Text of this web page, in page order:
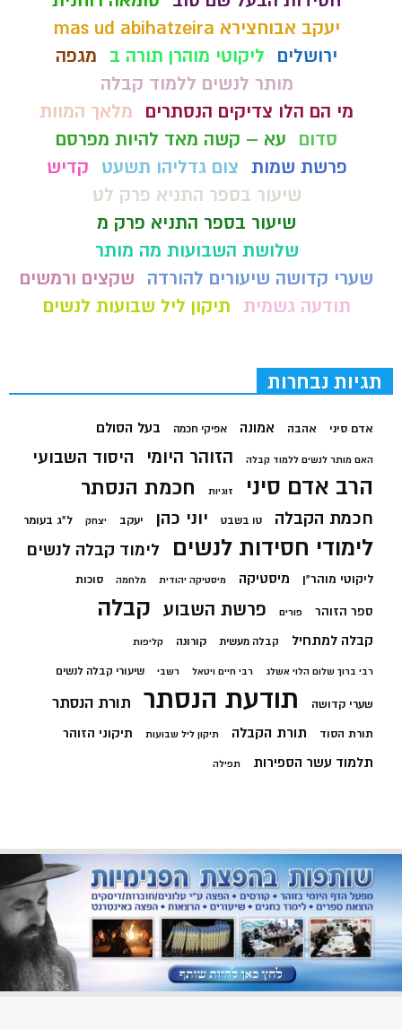
יעקב אבוחצירא mas ud abihatzeira
ירושלים
ליקוטי מוהרן תורה ב
מגפה
מותר לנשים ללמוד קבלה
מי הם הלו צדיקים הנסתרים
מלאך המוות
סדום
עא – קשה מאד להיות מפרסם
פרשת שמות צום גדליהו תשעט
קדיש
שיעור בספר התניא פרק לט
שיעור בספר התניא פרק מ
שלושת השבועות מה מותר
שערי קדושה שיעורים להורדה
שקצים ורמשים
תודעה גשמית תיקון ליל שבועות לנשים
תגיות נבחרות
אדם סיני אהבה אמונה אפיקי חכמה בעל הסולם
האם מותר לנשים ללמוד קבלה הזוהר היומי היסוד השבועי
הרב אדם סיני זוגיות חכמת הנסתר
חכמת הקבלה טו בשבט יוני כהן יעקב יצחק ל"ג בעומר
לימודי חסידות לנשים לימוד קבלה לנשים
ליקוטי מוהר"ן מיסטיקה מיסטיקה יהודית מלחמה סוכות
ספר הזוהר פורים פרשת השבוע קבלה
קבלה למתחיל קבלה מעשית קורונה קליפות
רבי ברוך שלום הלוי אשלג רבי חיים ויטאל רשבי שיעורי קבלה לנשים
שערי קדושה תודעת הנסתר תורת הנסתר
תורת הסוד תורת הקבלה תיקון ליל שבועות תיקוני הזוהר
תלמוד עשר הספירות תפילה